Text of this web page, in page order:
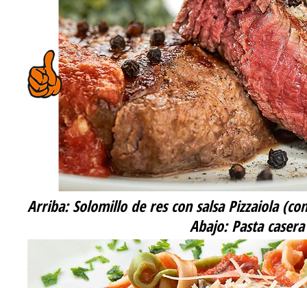
Arriba:Solomillo de res con salsa Pizzaiola
Abajo:Pasta casera